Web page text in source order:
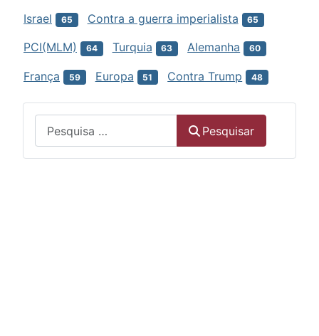
Israel 65 Contra a guerra imperialista 65
PCI(MLM) 64 Turquia 63 Alemanha 60
França 59 Europa 51 Contra Trump 48
Pesquisar